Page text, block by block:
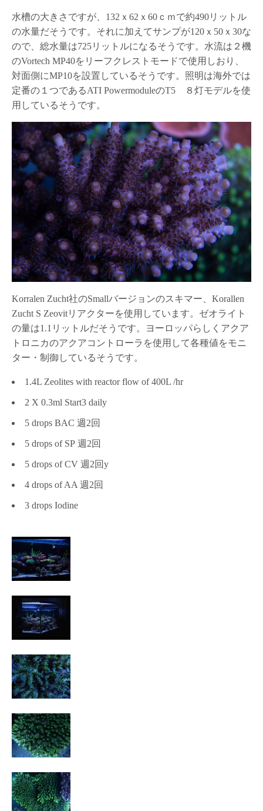
水槽の大きさですが、132ｘ62ｘ60ｃｍで約490リットル
の水量だそうです。それに加えてサンプが120ｘ50ｘ30な
ので、総水量は725リットルになるそうです。水流は２機
のVortech MP40をリーフクレストモードで使用しおり、
対面側にMP10を設置しているそうです。照明は海外では
定番の１つであるATI PowermoduleのT5 ８灯モデルを使
用しているそうです。
Korralen Zucht社のSmallバージョンのスキマー、Korallen
Zucht S Zeovitリアクターを使用しています。ゼオライト
の量は1.1リットルだそうです。ヨーロッパらしくアクア
トロニカのアクアコントローラを使用して各種値をモニ
ター・制御しているそうです。
1.4L Zeolites with reactor flow of 400L /hr
2 X 0.3ml Start3 daily
5 drops BAC 週2回
5 drops of SP 週2回
5 drops of CV 週2回y
4 drops of AA 週2回
3 drops Iodine